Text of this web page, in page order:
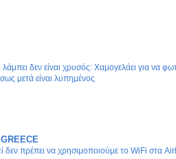
λάμπει δεν είναι χρυσός: Χαμογελάει για να
μετά είναι λυπημένος
δεν πρέπει να χρησιμοποιούμε το WiFi στα